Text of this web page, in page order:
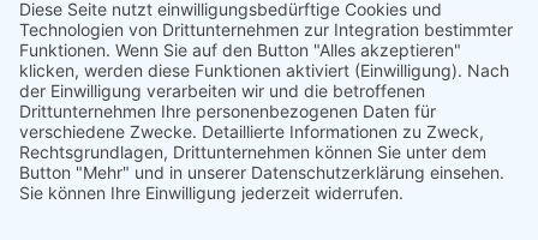
Liebe
Glaube
Verstehen
Vorgestellt
Im Fokus
Folge uns auf: